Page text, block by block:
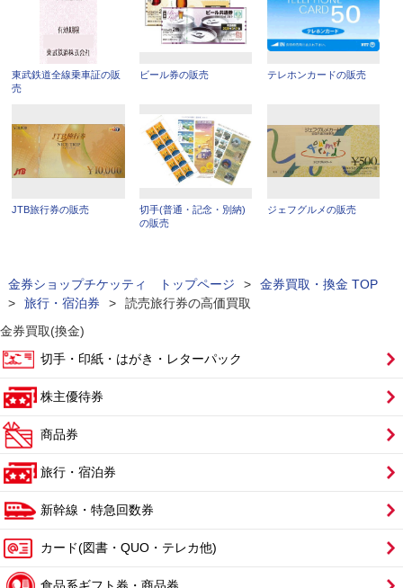
東武鉄道全線乗車証の販
売
ビール券の販売 テレホンカードの販売
JTB旅行券の販売
切手(普通・記念・別納)
の販売
ジェフグルメの販売
金券ショップチケッティ トップページ >
金券買取・換金 TOP
>
旅行・宿泊券 >
読売旅行券の高価買取
金券買取(換金)
切手・印紙・はがき・レターパック
株主優待券
商品券
旅行・宿泊券
新幹線・特急回数券
カード(図書・QUO・テレカ他)
食品系ギフト券・商品券